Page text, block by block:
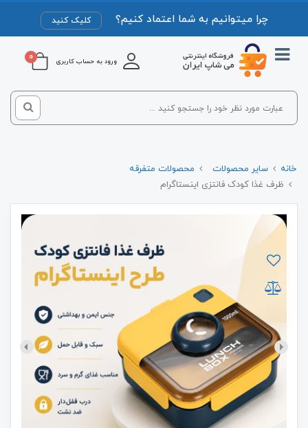
چرا میتوانیم به شما اعتماد کنیم؟ کلیک کنید
ورود به حساب کاربری 0
خانه سایر محصولات
محصولات متفرقه
ظرف غذا کودک فانتزی اینستاگرام